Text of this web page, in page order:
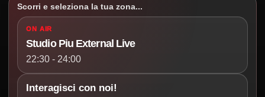
Scorri e seleziona la tua zona...
ON AIR
Studio Piu External Live
22:30 - 24:00
Interagisci con noi!